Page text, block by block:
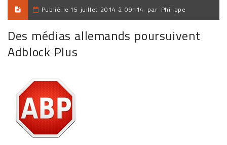
Publié le 15 juillet 2014 à 09h14 par Philippe
Des médias allemands poursuivent
Adblock Plus